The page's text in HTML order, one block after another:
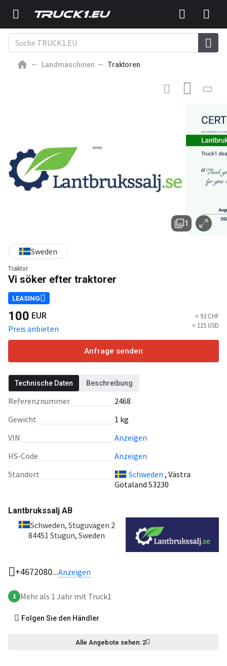
Landmaschinen Traktoren
Traktor
Vi söker efter traktorer
1
Sweden
LEASING
100 EUR
Preis anbieten
≈ 93 CHF
≈ 115 USD
Anfrage senden
Technische Daten Beschreibung
Referenznummer
2468
Gewicht
1 kg
VIN
Anzeigen
HS-Code
Anzeigen
Standort
Schweden , Västra
Götaland 53230
Lantbrukssalj AB
Schweden, Stuguvägen 2
84451 Stugun, Sweden
+4672080...Anzeigen
1 Mehr als 1 Jahr mit Truck1
Folgen Sie den Händler
Alle Angebote sehen: 2